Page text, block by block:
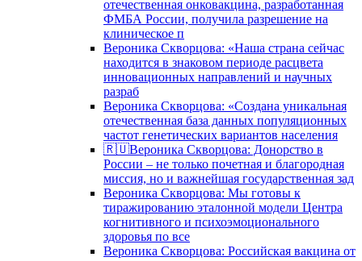
отечественная онковакцина, разработанная
ФМБА России, получила разрешение на
клиническое п
Вероника Скворцова: «Наша страна сейчас
находится в знаковом периоде расцвета
инновационных направлений и научных
разраб
Вероника Скворцова: «Создана уникальная
отечественная база данных популяционных
частот генетических вариантов населения
🇷🇺Вероника Скворцова: Донорство в
России – не только почетная и благородная
миссия, но и важнейшая государственная зад
Вероника Скворцова: Мы готовы к
тиражированию эталонной модели Центра
когнитивного и психоэмоционального
здоровья по все
Вероника Скворцова: Российская вакцина от